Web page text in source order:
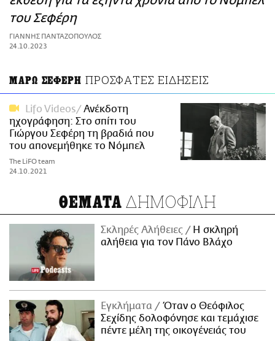
ΑΜΠΑ
PRINT
του Σεφέρη
ΓΙΑΝΝΗΣ ΠΑΝΤΑΖΟΠΟΥΛΟΣ
24.10.2023
ΜΑΡΩ ΣΕΦΕΡΗ ΠΡΟΣΦΑΤΕΣ ΕΙΔΗΣΕΙΣ
Lifo Videos
Ανέκδοτη
ηχογράφηση: Στο σπίτι του
Γιώργου Σεφέρη τη βραδιά που
του απονεμήθηκε το Νόμπελ
The LiFO team
24.10.2021
ΘΕΜΑΤΑ ΔΗΜΟΦΙΛΗ
Σκληρές Αλήθειες
H σκληρή
αλήθεια για τον Πάνο Βλάχο
Εγκλήματα
Όταν ο Θεόφιλος
Σεχίδης δολοφόνησε και τεμάχισε
πέντε μέλη της οικογένειάς του